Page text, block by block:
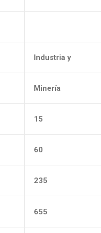
Industria y
Minería
15
60
235
655